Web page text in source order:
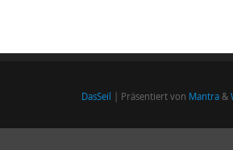
DasSeil | Präsentiert von Mantra &